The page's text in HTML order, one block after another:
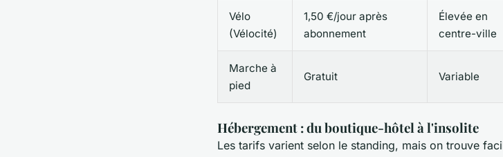
Vélo
(Vélocité)
1,50 €/jour après
abonnement
Élevée en
centre-ville
Marche à
pied
Gratuit Variable
Hébergement : du boutique-hôtel à l'insolite
Les tarifs varient selon le standing, mais on trouve